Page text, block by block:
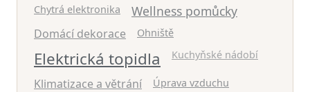
Chytrá elektronika
Wellness pomůcky
Domácí dekorace Ohniště
Elektrická topidla Kuchyňské nádobí
Klimatizace a větrání Úprava vzduchu